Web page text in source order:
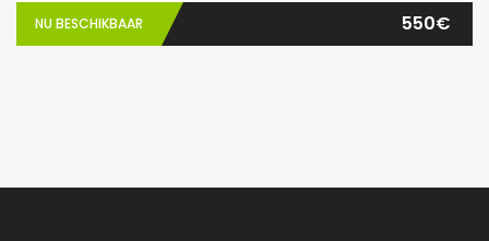
NU BESCHIKBAAR 550€